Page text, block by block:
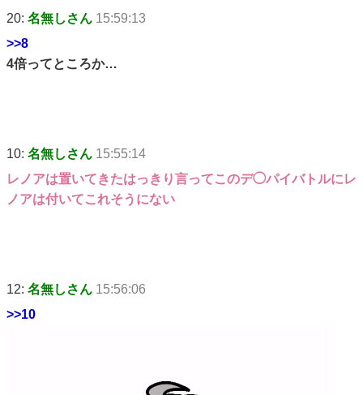
20: 名無しさん 15:59:13
>>8
4倍ってところか…
10: 名無しさん 15:55:14
レノアは置いてきたはっきり言ってこのデ◯パイバトルにレ
ノアは付いてこれそうにない
12: 名無しさん 15:56:06
>>10